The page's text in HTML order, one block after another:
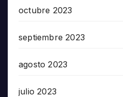
octubre 2023
septiembre 2023
agosto 2023
julio 2023